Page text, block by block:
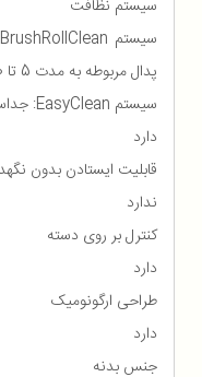
سیستم نظافت
پدال مربوطه به مدت 5 تا 10 ثانیه
سیستم EasyClean: جداسازی و تمیز کردن آسان برس
دارد
قابلیت ایستادن بدون
ندارد
کنترل بر روی دسته
دارد
طراحی ارگونومیک
دارد
جنس بدنه